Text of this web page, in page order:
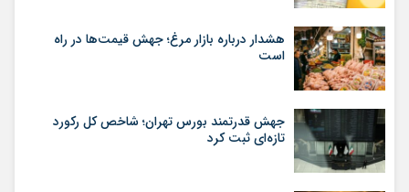
هشدار درباره بازار مرغ؛ جهش قیمت‌ها در راه
است
جهش قدرتمند بورس تهران؛ شاخص کل رکورد
تازه‌ای ثبت کرد